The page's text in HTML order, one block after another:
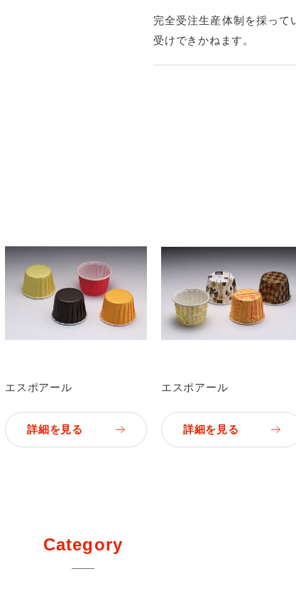
完全受注生産体制を採って
受けできかねます。
エスポアール
詳細を見る
エスポアール
詳細を見る
Category